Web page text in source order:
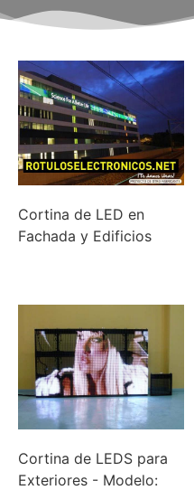
Cortina de LED en
Fachada y Edificios
Cortina de LEDS para
Exteriores - Modelo: